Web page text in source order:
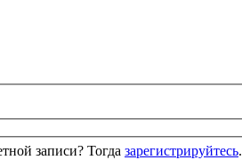
записи? Тогда зарегистрируйтесь.